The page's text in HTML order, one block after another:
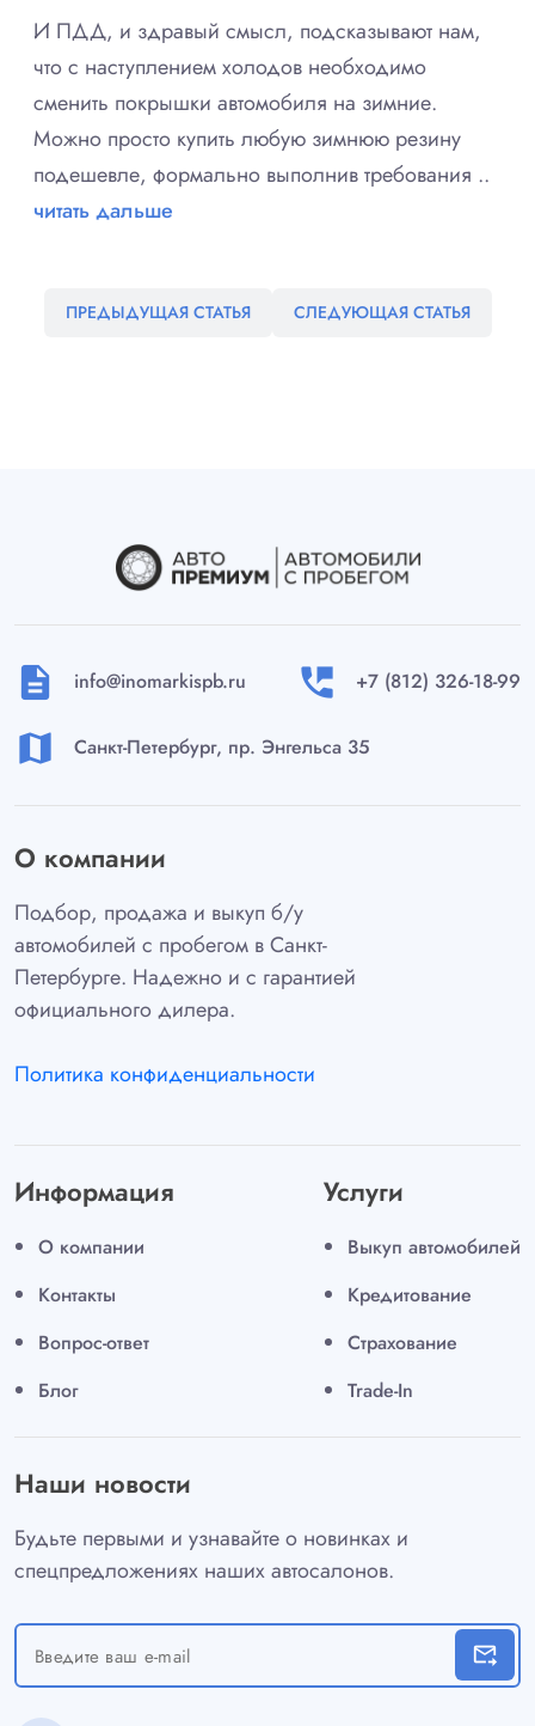
И ПДД, и здравый смысл, подсказывают нам,
что с наступлением холодов необходимо
сменить покрышки автомобиля на зимние.
Можно просто купить любую зимнюю резину
подешевле, формально выполнив требования ..
читать дальше
ПРЕДЫДУЩАЯ СТАТЬЯ СЛЕДУЮЩАЯ СТАТЬЯ
description info@inomarkispb.ru perm_phone_msg +7 (812) 326-18-99
map Санкт-Петербург, пр. Энгельса 35
О компании
Подбор, продажа и выкуп б/у
автомобилей с пробегом в Санкт-
Петербурге. Надежно и с гарантией
официального дилера.
Политика конфиденциальности
Информация
О компании
Контакты
Вопрос-ответ
Блог
Услуги
Выкуп автомобилей
Кредитование
Страхование
Trade-In
Наши новости
Будьте первыми и узнавайте о новинках и
спецпредложениях наших автосалонов.
forward_to_inbox